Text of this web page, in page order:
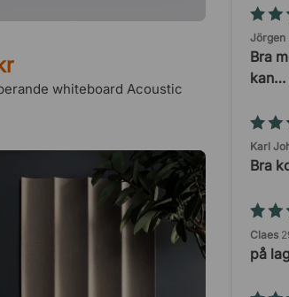
Jörgen
Bra
kan…
Karl
Bra
Claes
på
whiteboard Acoustic